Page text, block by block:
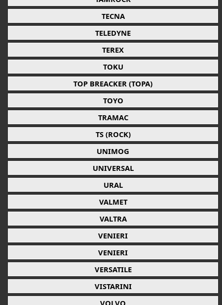
TECNA
TELEDYNE
TEREX
TOKU
TOP BREACKER (TOPA)
TOYO
TRAMAC
TS (ROCK)
UNIMOG
UNIVERSAL
URAL
VALMET
VALTRA
VENIERI
VENIERI
VERSATILE
VISTARINI